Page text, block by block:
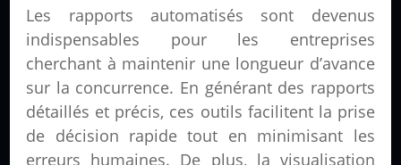
Les rapports automatisés sont devenus
indispensables pour les entreprises
cherchant à maintenir une longueur d’avance
sur la concurrence. En générant des rapports
détaillés et précis, ces outils facilitent la prise
de décision rapide tout en minimisant les
erreurs humaines. De plus, la visualisation